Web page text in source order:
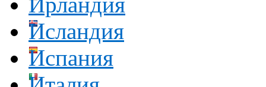
Исландия
Испания